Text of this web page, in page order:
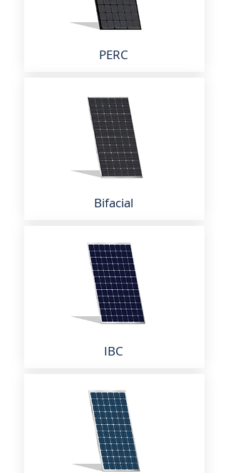
PERC
Bifacial
IBC